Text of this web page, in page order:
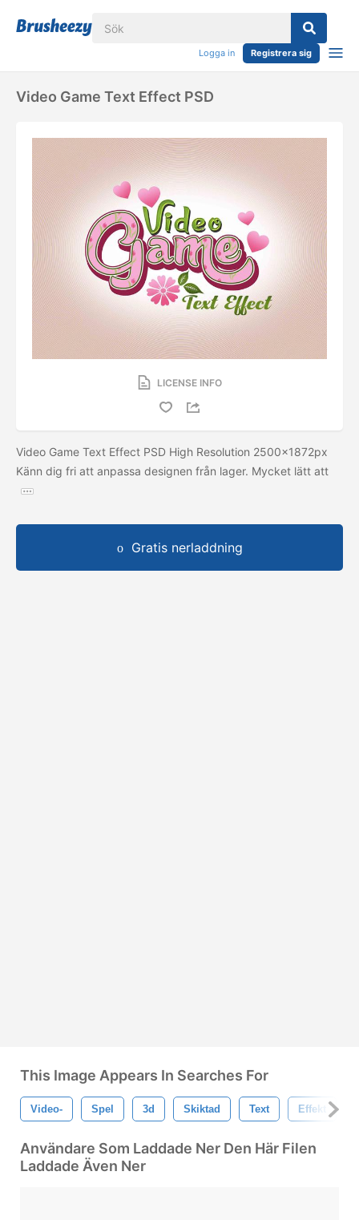
Logga in Registrera sig
Video Game Text Effect PSD
LICENSE INFO
Video Game Text Effect PSD High Resolution 2500x1872px
Känn dig fri att anpassa designen från lager. Mycket lätt att
Gratis nerladdning
This Image Appears In Searches For
Video- Spel 3d Skiktad Text Effekt
Användare Som Laddade Ner Den Här Filen
Laddade Även Ner